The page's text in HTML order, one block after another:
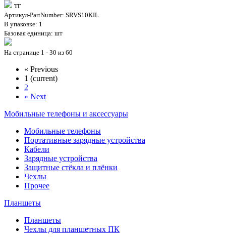
тг
Артикул-PartNumber: SRVS10KIL
В упаковке: 1
Базовая единица: шт
На странице 1 - 30 из 60
« Previous
1 (current)
2
» Next
Мобильные телефоны и аксессуары
Мобильные телефоны
Портативные зарядные устройства
Кабели
Зарядные устройства
Защитные стёкла и плёнки
Чехлы
Прочее
Планшеты
Планшеты
Чехлы для планшетных ПК